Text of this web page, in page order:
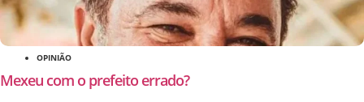
OPINIÃO
Mexeu com o prefeito errado?